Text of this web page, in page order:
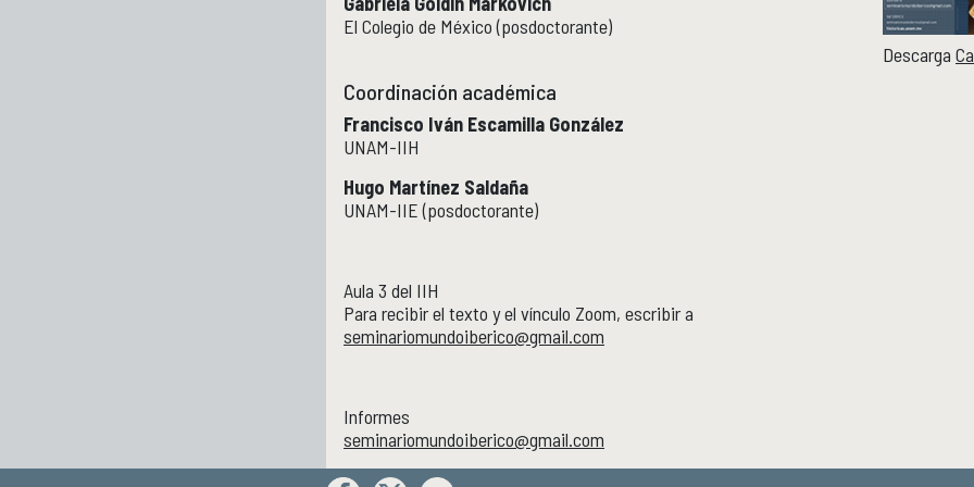
El Colegio de México (posdoctorante)
Coordinación académica
Francisco Iván Escamilla González
UNAM-IIH
Hugo Martínez Saldaña
UNAM-IIE (posdoctorante)
Aula 3 del IIH
Para recibir el texto y el vínculo Zoom, escribir a
seminariomundoiberico@gmail.com
Informes
seminariomundoiberico@gmail.com
Descarga